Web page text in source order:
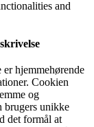
and
hjemmehørende
Cookien
og
brugers unikke
det formål at